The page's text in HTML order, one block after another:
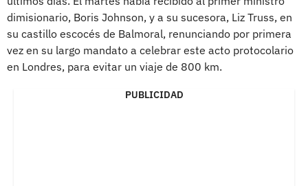
dimisionario, Boris Johnson, y a su sucesora, Liz Truss, en
su castillo escocés de Balmoral, renunciando por primera
vez en su largo mandato a celebrar este acto protocolario
en Londres, para evitar un viaje de 800 km.
PUBLICIDAD